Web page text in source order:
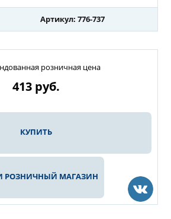
Артикул: 776-737
розничная цена
413 руб.
КУПИТЬ
РОЗНИЧНЫЙ МАГАЗИН